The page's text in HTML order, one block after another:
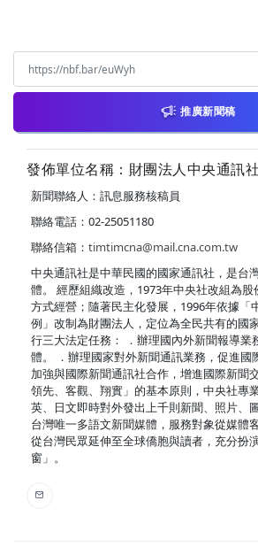
推廣新聞稿
發佈單位名稱：財團法人中央通訊
新聞聯絡人：訊息服務核稿員
聯絡電話：02-25051180
聯絡信箱： timtimcna@mail.cna.com.tw
中央通訊社是中華民國的國家通訊社，是台
體。 經歷組織改造，1973年中央社改組為
方式經營；隨著民主化發展，1996年依據「
例」改制為財團法人，定位為全民共有的國
行三大法定任務： ．辦理國內外新聞報導業
體。 ．辦理國家對外新聞通訊業務，促進國
加強與國際新聞通訊社合作，增進國際新聞
領先、客觀、翔實」的基本原則，中央社專
英、日文即時對外發出上千則新聞、照片、
台灣唯一多語文新聞媒體，服務對象從媒體
從台灣民眾延伸至全球僑胞與讀者，充分扮
窗」。